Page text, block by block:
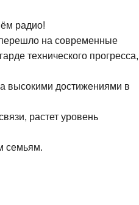
радио!
на современные
технического прогресса,
высокими достижениями в
растет уровень
семьям.